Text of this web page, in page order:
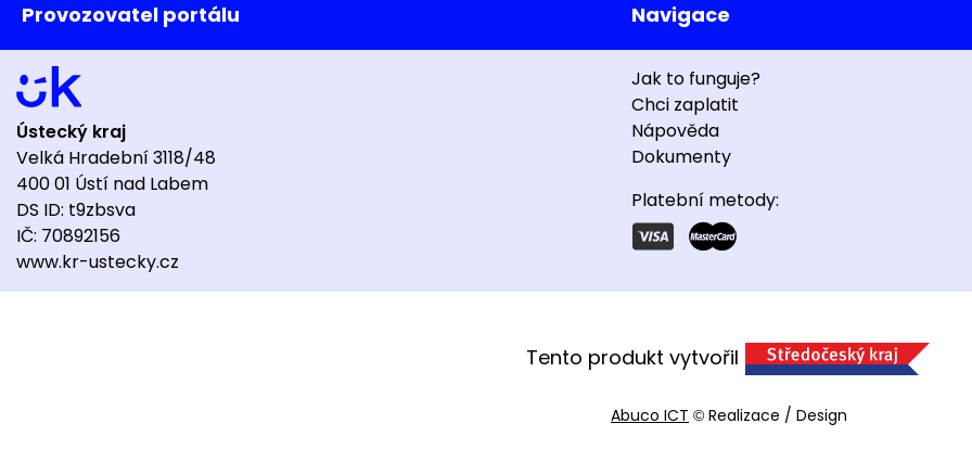
Provozovatel portálu Navigace
Ústecký kraj
Velká Hradební 3118/48
400 01 Ústí nad Labem
DS ID: t9zbsva
IČ: 70892156
www.kr-ustecky.cz
Jak to funguje?
Chci zaplatit
Nápověda
Dokumenty
Platební metody:
Tento produkt vytvořil
Abuco ICT © Realizace / Design